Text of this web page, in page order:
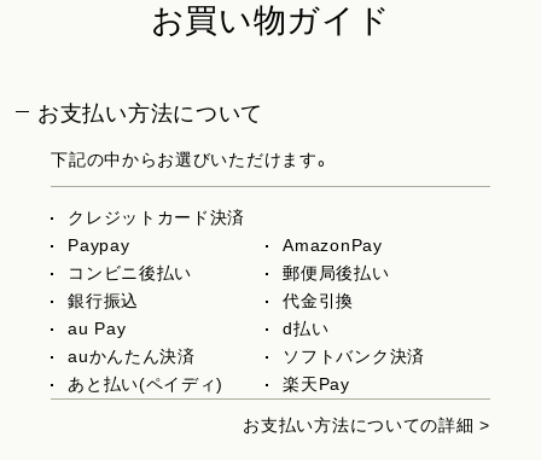
お買い物ガイド
お支払い方法について
下記の中からお選びいただけます。
クレジットカード決済
Paypay
AmazonPay
コンビニ後払い
郵便局後払い
銀行振込
代金引換
au Pay
d払い
auかんたん決済
ソフトバンク決済
あと払い(ペイディ)
楽天Pay
お支払い方法についての詳細 >